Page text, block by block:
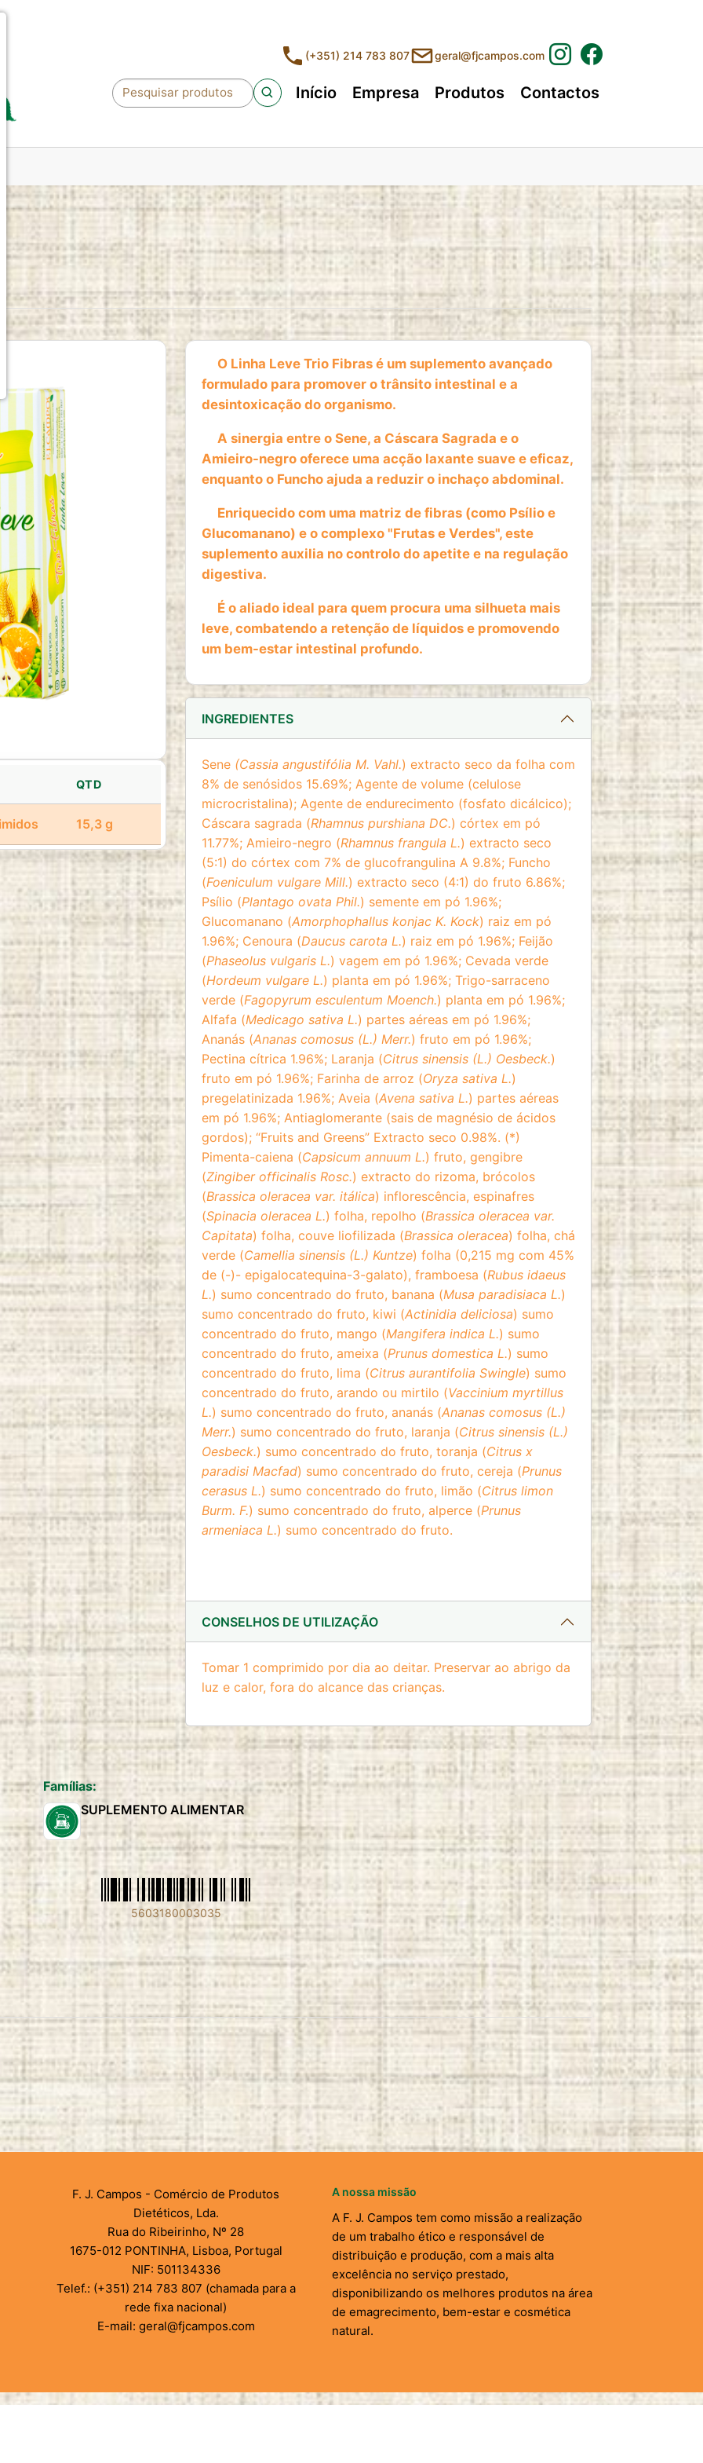
(+351) 214 783 807 geral@fjcampos.com
Pesquisar Início Empresa Produtos Contactos
QTD
15,3 g
O Linha Leve Trio Fibras é um suplemento avançado
formulado para promover o trânsito intestinal e a
desintoxicação do organismo.
A sinergia entre o Sene, a Cáscara Sagrada e o
Amieiro-negro oferece uma acção laxante suave e eficaz,
enquanto o Funcho ajuda a reduzir o inchaço abdominal.
Enriquecido com uma matriz de fibras (como Psílio e
Glucomanano) e o complexo "Frutas e Verdes", este
suplemento auxilia no controlo do apetite e na regulação
digestiva.
É o aliado ideal para quem procura uma silhueta mais
leve, combatendo a retenção de líquidos e promovendo
um bem-estar intestinal profundo.
INGREDIENTES
Sene (Cassia angustifólia M. Vahl.) extracto seco da folha com
8% de senósidos 15.69%; Agente de volume (celulose
microcristalina); Agente de endurecimento (fosfato dicálcico);
Cáscara sagrada (Rhamnus purshiana DC.) córtex em pó
11.77%; Amieiro-negro (Rhamnus frangula L.) extracto seco
(5:1) do córtex com 7% de glucofrangulina A 9.8%; Funcho
(Foeniculum vulgare Mill.) extracto seco (4:1) do fruto 6.86%;
Psílio (Plantago ovata Phil.) semente em pó 1.96%;
Glucomanano (Amorphophallus konjac K. Kock) raiz em pó
1.96%; Cenoura (Daucus carota L.) raiz em pó 1.96%; Feijão
(Phaseolus vulgaris L.) vagem em pó 1.96%; Cevada verde
(Hordeum vulgare L.) planta em pó 1.96%; Trigo-sarraceno
verde (Fagopyrum esculentum Moench.) planta em pó 1.96%;
Alfafa (Medicago sativa L.) partes aéreas em pó 1.96%;
Ananás (Ananas comosus (L.) Merr.) fruto em pó 1.96%;
Pectina cítrica 1.96%; Laranja (Citrus sinensis (L.) Oesbeck.)
fruto em pó 1.96%; Farinha de arroz (Oryza sativa L.)
pregelatinizada 1.96%; Aveia (Avena sativa L.) partes aéreas
em pó 1.96%; Antiaglomerante (sais de magnésio de ácidos
gordos); “Fruits and Greens” Extracto seco 0.98%. (*)
Pimenta-caiena (Capsicum annuum L.) fruto, gengibre
(Zingiber officinalis Rosc.) extracto do rizoma, brócolos
(Brassica oleracea var. itálica) inflorescência, espinafres
(Spinacia oleracea L.) folha, repolho (Brassica oleracea var.
Capitata) folha, couve liofilizada (Brassica oleracea) folha, chá
verde (Camellia sinensis (L.) Kuntze) folha (0,215 mg com 45%
de (-)- epigalocatequina-3-galato), framboesa (Rubus idaeus
L.) sumo concentrado do fruto, banana (Musa paradisiaca L.)
sumo concentrado do fruto, kiwi (Actinidia deliciosa) sumo
concentrado do fruto, mango (Mangifera indica L.) sumo
concentrado do fruto, ameixa (Prunus domestica L.) sumo
concentrado do fruto, lima (Citrus aurantifolia Swingle) sumo
concentrado do fruto, arando ou mirtilo (Vaccinium myrtillus
L.) sumo concentrado do fruto, ananás (Ananas comosus (L.)
Merr.) sumo concentrado do fruto, laranja (Citrus sinensis (L.)
Oesbeck.) sumo concentrado do fruto, toranja (Citrus x
paradisi Macfad) sumo concentrado do fruto, cereja (Prunus
cerasus L.) sumo concentrado do fruto, limão (Citrus limon
Burm. F.) sumo concentrado do fruto, alperce (Prunus
armeniaca L.) sumo concentrado do fruto.
CONSELHOS DE UTILIZAÇÃO
Tomar 1 comprimido por dia ao deitar. Preservar ao abrigo da
luz e calor, fora do alcance das crianças.
Famílias:
SUPLEMENTO ALIMENTAR
5603180003035
F. J. Campos - Comércio de Produtos
Dietéticos, Lda.
Rua do Ribeirinho, Nº 28
1675-012 PONTINHA, Lisboa, Portugal
NIF: 501134336
Telef.: (+351) 214 783 807 (chamada para a
rede fixa nacional)
E-mail: geral@fjcampos.com
A nossa missão
A F. J. Campos tem como missão a realização
de um trabalho ético e responsável de
distribuição e produção, com a mais alta
excelência no serviço prestado,
disponibilizando os melhores produtos na área
de emagrecimento, bem-estar e cosmética
natural.